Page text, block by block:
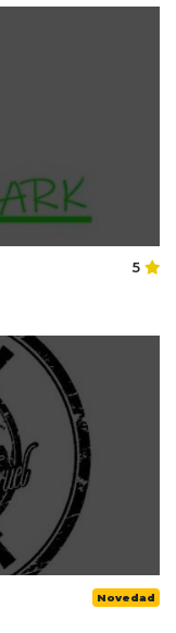
5
Novedad